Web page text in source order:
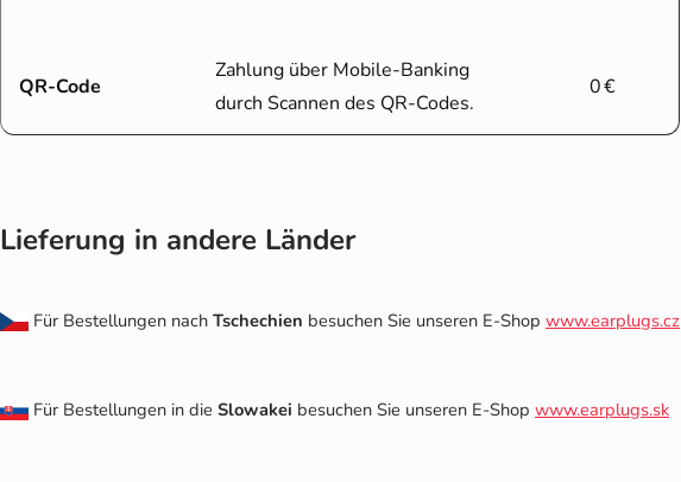
QR-Code
Zahlung über Mobile-Banking
durch Scannen des QR-Codes.
0 €
Lieferung in andere Länder
Für Bestellungen nach Tschechien besuchen Sie unseren E-Shop www.earplugs.cz
Für Bestellungen in die Slowakei besuchen Sie unseren E-Shop www.earplugs.sk